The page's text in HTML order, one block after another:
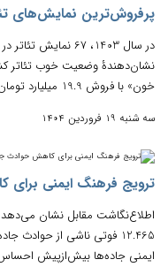
پرفروش‌ترین نمایش‌های تئاتر
نشان‌دهندۀ وضعیت خوب
خون» با فروش 19.9 میلیارد تومان، پرفروش‌ترین نمایش...
سه شنبه 19 فروردین 1404
ترویج فرهنگ ایمنی
12.465 فوتی ناشی از
ایمنی جاده‌ها بیش‌ازپیش